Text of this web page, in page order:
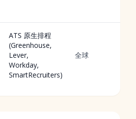
ATS 原生排程
(Greenhouse,
Lever,
Workday,
SmartRecruiters)
全球